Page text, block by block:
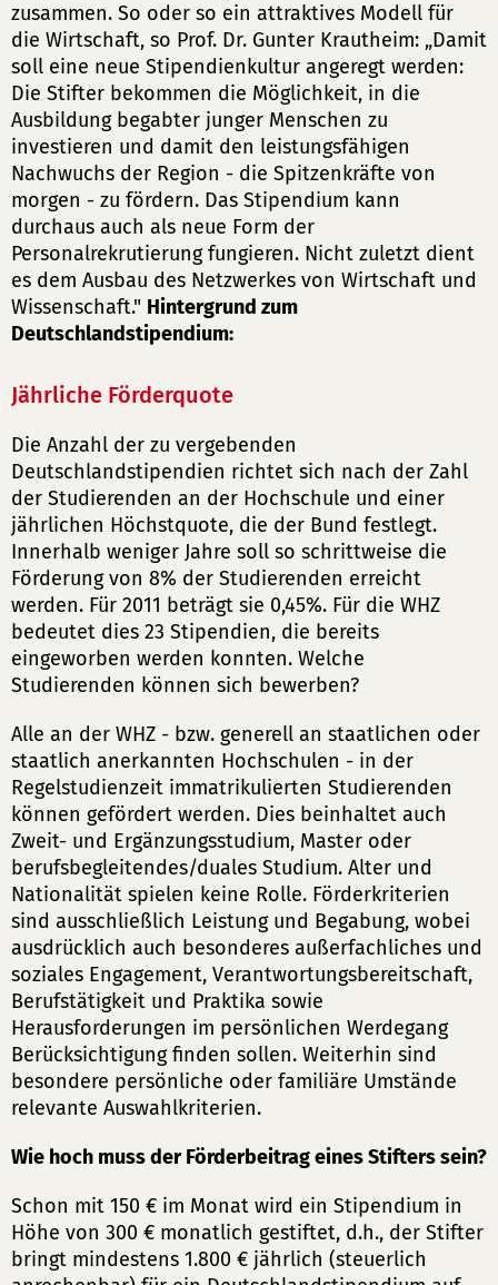
zusammen. So oder so ein attraktives Modell für
die Wirtschaft, so Prof. Dr. Gunter Krautheim: „Damit
soll eine neue Stipendienkultur angeregt werden:
Die Stifter bekommen die Möglichkeit, in die
Ausbildung begabter junger Menschen zu
investieren und damit den leistungsfähigen
Nachwuchs der Region - die Spitzenkräfte von
morgen - zu fördern. Das Stipendium kann
durchaus auch als neue Form der
Personalrekrutierung fungieren. Nicht zuletzt dient
es dem Ausbau des Netzwerkes von Wirtschaft und
Wissenschaft." Hintergrund zum
Deutschlandstipendium:
Jährliche Förderquote
Die Anzahl der zu vergebenden
Deutschlandstipendien richtet sich nach der Zahl
der Studierenden an der Hochschule und einer
jährlichen Höchstquote, die der Bund festlegt.
Innerhalb weniger Jahre soll so schrittweise die
Förderung von 8% der Studierenden erreicht
werden. Für 2011 beträgt sie 0,45%. Für die WHZ
bedeutet dies 23 Stipendien, die bereits
eingeworben werden konnten. Welche
Studierenden können sich bewerben?
Alle an der WHZ - bzw. generell an staatlichen oder
staatlich anerkannten Hochschulen - in der
Regelstudienzeit immatrikulierten Studierenden
können gefördert werden. Dies beinhaltet auch
Zweit- und Ergänzungsstudium, Master oder
berufsbegleitendes/duales Studium. Alter und
Nationalität spielen keine Rolle. Förderkriterien
sind ausschließlich Leistung und Begabung, wobei
ausdrücklich auch besonderes außerfachliches und
soziales Engagement, Verantwortungsbereitschaft,
Berufstätigkeit und Praktika sowie
Herausforderungen im persönlichen Werdegang
Berücksichtigung finden sollen. Weiterhin sind
besondere persönliche oder familiäre Umstände
relevante Auswahlkriterien.
Wie hoch muss der Förderbeitrag eines Stifters sein?
Schon mit 150 € im Monat wird ein Stipendium in
Höhe von 300 € monatlich gestiftet, d.h., der Stifter
bringt mindestens 1.800 € jährlich (steuerlich